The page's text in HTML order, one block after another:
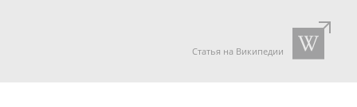
Статья на Википедии